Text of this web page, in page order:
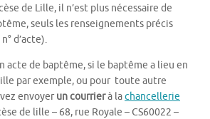
de Lille, il n’est plus nécessaire de
seuls les renseignements précis
d’acte).
acte de baptême, si le baptême a lieu en
par exemple, ou pour toute autre
envoyer un courrierà lachancellerie
de lille – 68, rue Royale – CS60022 –